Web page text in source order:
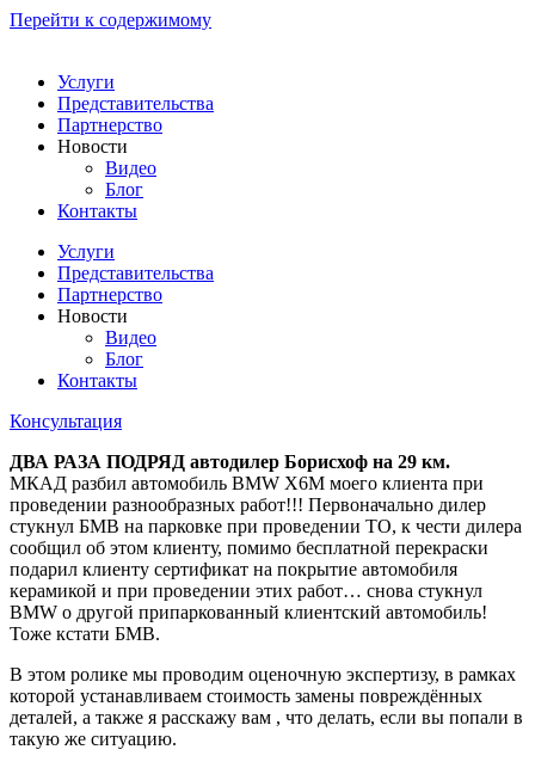
Перейти к содержимому
Услуги
Представительства
Партнерство
Новости
Видео
Блог
Контакты
Услуги
Представительства
Партнерство
Новости
Видео
Блог
Контакты
Консультация
ДВА РАЗА ПОДРЯД автодилер Борисхоф на 29 км.
МКАД разбил автомобиль BMW X6M моего клиента при
проведении разнообразных работ!!! Первоначально дилер
стукнул БМВ на парковке при проведении ТО, к чести дилера
сообщил об этом клиенту, помимо бесплатной перекраски
подарил клиенту сертификат на покрытие автомобиля
керамикой и при проведении этих работ… снова стукнул
BMW о другой припаркованный клиентский автомобиль!
Тоже кстати БМВ.
В этом ролике мы проводим оценочную экспертизу, в рамках
которой устанавливаем стоимость замены повреждённых
деталей, а также я расскажу вам , что делать, если вы попали в
такую же ситуацию.